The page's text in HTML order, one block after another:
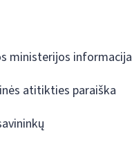
ministerijos informacija
atitikties paraiška